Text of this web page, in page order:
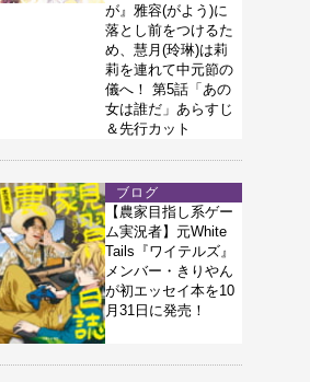
が』雅容(がよう)に
落とし前をつけるた
め、慧月(玲琳)は莉
莉を連れて中元節の
儀へ！ 第5話「あの
女は誰だ」あらすじ
＆先行カット
ブログ
【農家目指し系ゲー
ム実況者】元White
Tails『ワイテルズ』
メンバー・きりやん
が初エッセイ本を10
月31日に発売！